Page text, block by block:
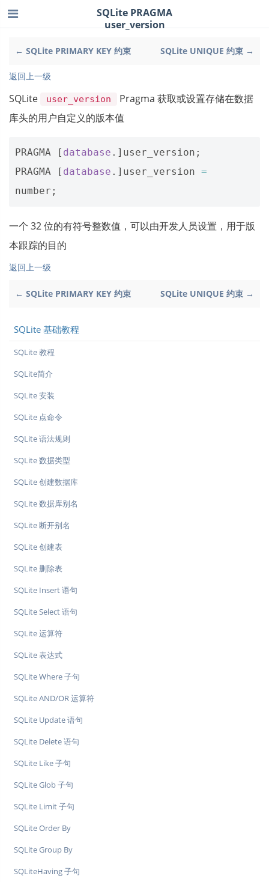
← SQLite PRIMARY KEY 约束 SQLite UNIQUE 约束 →
SQLite PRAGMA
user_version
返回上一级
SQLite user_version
Pragma 获取或设置存储在数据
库头的用户自定义的版本值
PRAGMA [ database .] user_version ;
PRAGMA
[ database .] user_version =
number ;
一个 32 位的有符号整数值，可以由开发人员设置，用于版
本跟踪的目的
返回上一级
← SQLite PRIMARY KEY 约束 SQLite UNIQUE 约束 →
SQLite 基础教程
SQLite 教程
SQLite简介
SQLite 安装
SQLite 点命令
SQLite 语法规则
SQLite 数据类型
SQLite 创建数据库
SQLite 数据库别名
SQLite 断开别名
SQLite 创建表
SQLite 删除表
SQLite Insert 语句
SQLite Select 语句
SQLite 运算符
SQLite 表达式
SQLite Where 子句
SQLite AND/OR 运算符
SQLite Update 语句
SQLite Delete 语句
SQLite Like 子句
SQLite Glob 子句
SQLite Limit 子句
SQLite Order By
SQLite Group By
SQLiteHaving 子句